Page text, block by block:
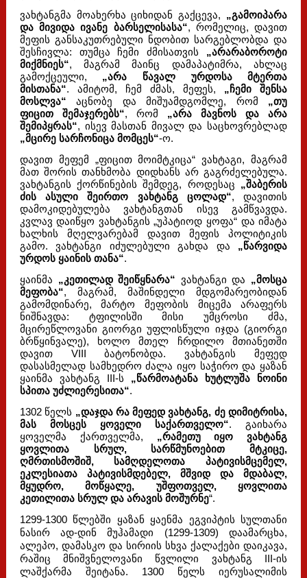
ვახტანგმა მოახერხა ციხიდან გაქცევა, „გამოიპარა
და მივიდა ივანე ბარსელისასა“, რომელიც, დავით
მეფის განსაკუთრებული ნდობით სარგებლობდა და
შესჩივლა: თუმცა ჩემი ძმისათვის „არარაბოროტი
მიქმნიეს“, მაგრამ მაინც დამაპატიმრა, ახლაც
გამოქცეული, „არა წავალ ურდოსა მტერთა
მისთანა“. ამიტომ, ჩემ ძმას, მეფეს, „ჩემი შენსა
მოსლვა“ აცნობე და მიშუამდგომლე, რომ „თუ
ფიცით შემაჯერებს“, რომ „არა მავნოს და არა
შემიპყრას“, ისევ მასთან მივალ და საცხოვრებლად
„მცირე სარჩონიცა მომცეს“-ო.
დავით მეფემ „ფიცით მოიმტკიცა“ ვახტაგი, მაგრამ
მათ შორის თანხმობა დიდხანს არ გაგრძელებულა.
ვახტანგის ქორწინების შემდეგ, როდესაც „შაბერის
ძის ასული შეირთო ვახტანგ ცოლად“, დავითის
დამოკიდებულება ვახტანგთან ისევ გამწვავდა.
კვლავ დაიწყო ვახტანგის „უპატიოდ ყოფა“ და იმატა
ხალხის მღელვარებამ დავით მეფის პოლიტიკის
გამო. ვახტანგი იძულებული გახდა და „წარვიდა
ურდოს ყაინის თანა“.
ყაინმა „კეთილად შეიწყნარა“ ვახტანგი და „მოსცა
მეფობა“, მაგრამ, მაშინდელი მდგომარეობიდან
გამომდინარე, მარტო მეფობის მიცემა არაფერს
ნიშნავდა: ტფილისში მისი უმცროსი ძმა,
მცირეწლოვანი გიორგი უფლისწული იჯდა (გიორგი
ბრწყინვალე), ხოლო მთელ ჩრდილო მთიანეთში
დავით VIII ბატონობდა. ვახტანგის მეფედ
დასასმელად სამხედრო ძალა იყო საჭირო და ყაზან
ყაინმა ვახტანგ III-ს „წარმოატანა ხუტლუშა ნოინი
სპითა უძლიერესითა“.
1302 წელს „დაჯდა რა მეფედ ვახტანგ, ძე დიმიტრისა,
მას მოსცეს ყოველი საქართველო“. გაიხარა
ყოველმა ქართველმა, „რამეთუ იყო ვახტანგ
ყოვლითა სრულ, სარწმუნოებით მტკიცე,
ღმრთისმოშიშ, სამღდელოთა პატივისმცემელ,
ეკლესიათა პატივისმდებელ, მშვიდ და მდაბალ,
მყუდრო, მოწყალე, უშფოთველ, ყოვლითა
კეთილითა სრულ და არავის მოშურნე“.
1299-1300 წლებში ყაზან ყაენმა ეგვიპტის სულთანი
ნასირ ად-დინ მუჰამადი (1299-1309) დაამარცხა,
ალეპო, დამასკო და სირიის სხვა ქალაქები დაიკავა,
რაშიც მნიშვნელოვანი წვლილი ვახტანგ III-ის
ლაშქარმა შეიტანა. 1300 წელს იერუსალიმის